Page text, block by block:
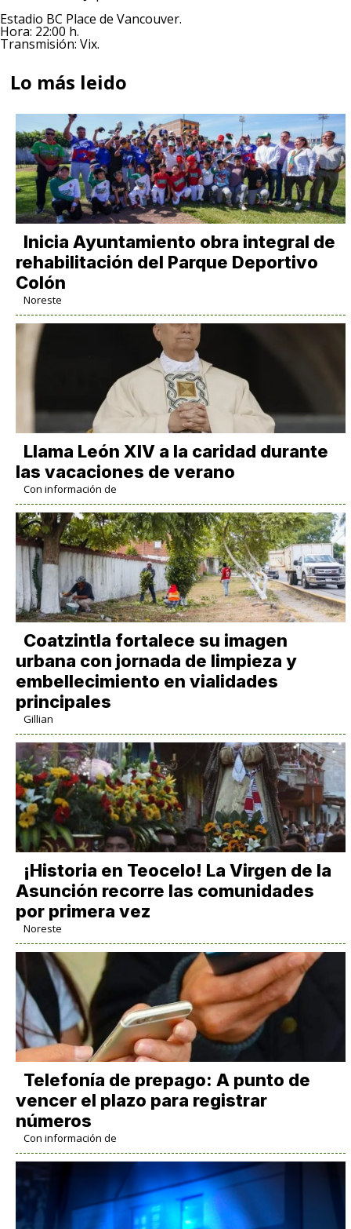
Estadio BC Place de Vancouver.
Hora: 22:00 h.
Transmisión: Vix.
Lo más leido
Inicia Ayuntamiento obra integral de
rehabilitación del Parque Deportivo
Colón
Noreste
Llama León XIV a la caridad durante
las vacaciones de verano
Con información de
Coatzintla fortalece su imagen
urbana con jornada de limpieza y
embellecimiento en vialidades
principales
Gillian
​¡Historia en Teocelo! La Virgen de la
Asunción recorre las comunidades
por primera vez
Noreste
Telefonía de prepago: A punto de
vencer el plazo para registrar
números
Con información de